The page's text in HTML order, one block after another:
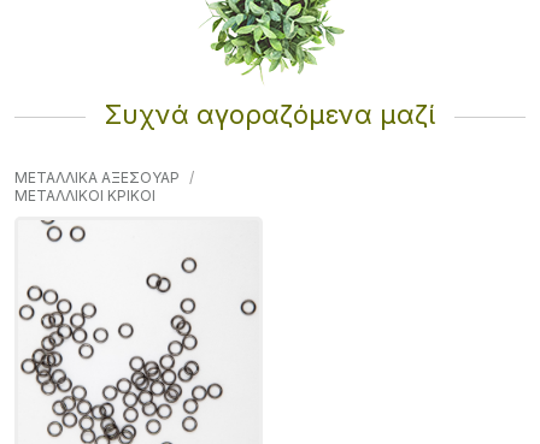
Συχνά αγοραζόμενα μαζί
ΜΕΤΑΛΛΙΚΑ ΑΞΕΣΟΥΑΡ
ΜΕΤΑΛΛΙΚΟΙ ΚΡΙΚΟΙ